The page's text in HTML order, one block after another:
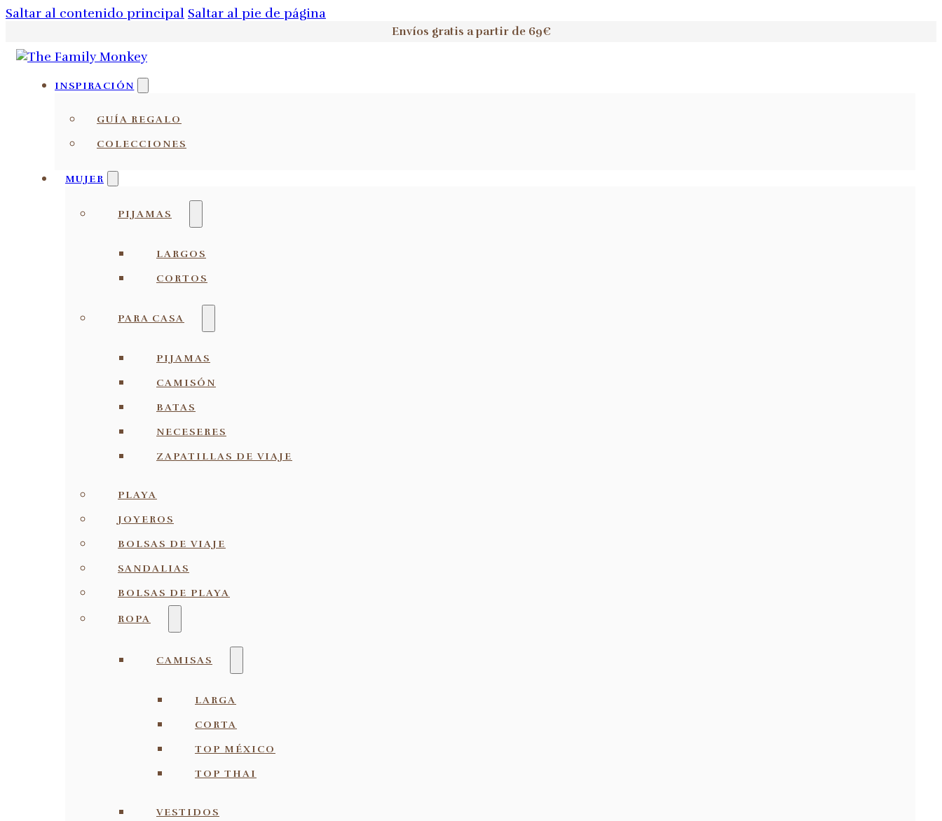
Saltar al contenido principal Saltar al pie de página
Envíos gratis a partir de 69€
INSPIRACIÓN
GUÍA REGALO
COLECCIONES
MUJER
PIJAMAS
LARGOS
CORTOS
PARA CASA
PIJAMAS
CAMISÓN
BATAS
NECESERES
ZAPATILLAS DE VIAJE
PLAYA
JOYEROS
BOLSAS DE VIAJE
SANDALIAS
BOLSAS DE PLAYA
ROPA
CAMISAS
LARGA
CORTA
TOP MÉXICO
TOP THAI
VESTIDOS